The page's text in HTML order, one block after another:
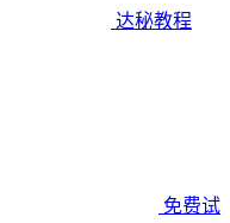
达秘教程
免费试